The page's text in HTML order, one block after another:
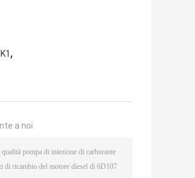
,
a noi